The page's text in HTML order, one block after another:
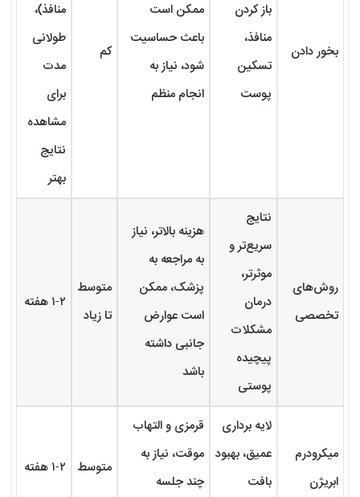
بخور دادن
باز کردن
منافذ،
تسکین
پوست
ممکن است
باعث حساسیت
شود، نیاز به
انجام منظم
کم
منافذ)،
طولانی
مدت
برای
مشاهده
نتایج
بهتر
روش‌های
تخصصی
نتایج
سریع‌تر و
موثرتر،
درمان
مشکلات
پیچیده
پوستی
هزینه بالاتر، نیاز
به مراجعه به
پزشک، ممکن
است عوارض
جانبی داشته
باشد
متوسط
تا زیاد
۱-۲ هفته
میکرودرم
ابریژن
لایه برداری
عمیق، بهبود
بافت
قرمزی و التهاب
موقت، نیاز به
چند جلسه
متوسط ۱-۲ هفته